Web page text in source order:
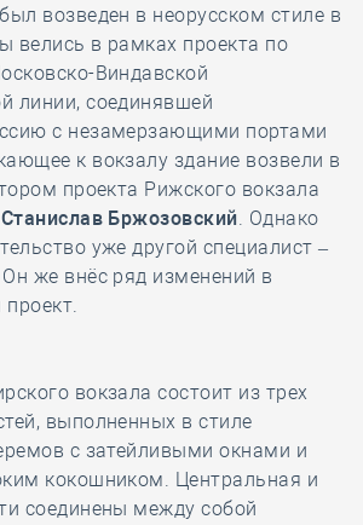
возведен в неорусском стиле в
велись в рамках проекта по
Виндавской
линии, соединявшей
с незамерзающими портами
к вокзалу здание возвели в
проекта Рижского вокзала
Станислав Бржозовский. Однако
уже другой специалист –
Он же внёс ряд изменений в
вокзала состоит из трех
выполненных в стиле
с затейливыми окнами и
кокошником. Центральная и
соединены между собой